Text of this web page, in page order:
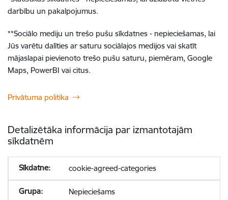
darbību un pakalpojumus.
**Sociālo mediju un trešo pušu sīkdatnes - nepieciešamas, lai
Jūs varētu dalīties ar saturu sociālajos medijos vai skatīt
mājaslapai pievienoto trešo pušu saturu, piemēram, Google
Maps, PowerBI vai citus.
Privātuma politika
Detalizētāka informācija par izmantotajām
sīkdatnēm
cookie-agreed-categories
Nepieciešams